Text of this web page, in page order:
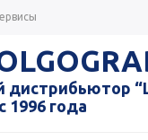
дистрибьютор
с 1996 года